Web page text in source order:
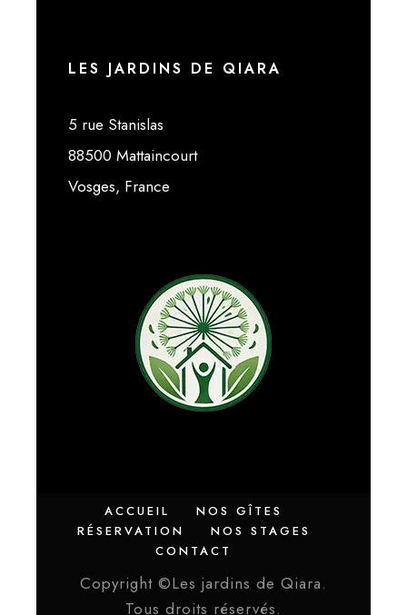
LES JARDINS DE QIARA
5 rue Stanislas
88500 Mattaincourt
Vosges, France
ACCUEIL
NOS GÎTES
RÉSERVATION
NOS STAGES
CONTACT
Copyright ©Les jardins de Qiara.
Tous droits réservés.